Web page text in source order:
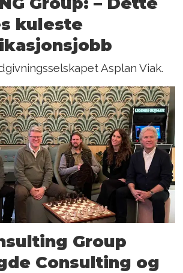
kuleste
Asplan Viak.
Group
Consulting og